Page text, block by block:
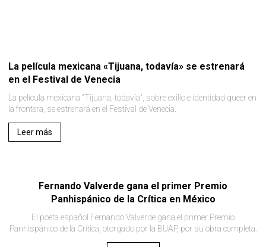
La película mexicana «Tijuana, todavía» se estrenará
en el Festival de Venecia
La película mexicana "Tijuana, todavía", sobre exilio e identidad queer en
la frontera, se estrenará en el Festival de Venecia.
Leer más
Fernando Valverde gana el primer Premio
Panhispánico de la Crítica en México
El poeta español Fernando Valverde gana el primer Premio
Panhispánico de la Crítica, otorgado por la BUAP, por su obra completa.